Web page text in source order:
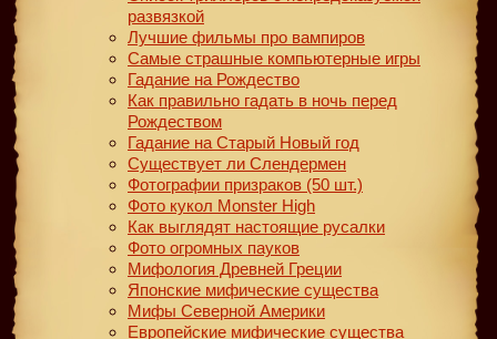
развязкой
Лучшие фильмы про вампиров
Самые страшные компьютерные игры
Гадание на Рождество
Как правильно гадать в ночь перед
Рождеством
Гадание на Старый Новый год
Существует ли Слендермен
Фотографии призраков (50 шт.)
Фото кукол Monster High
Как выглядят настоящие русалки
Фото огромных пауков
Мифология Древней Греции
Японские мифические существа
Мифы Северной Америки
Европейские мифические существа